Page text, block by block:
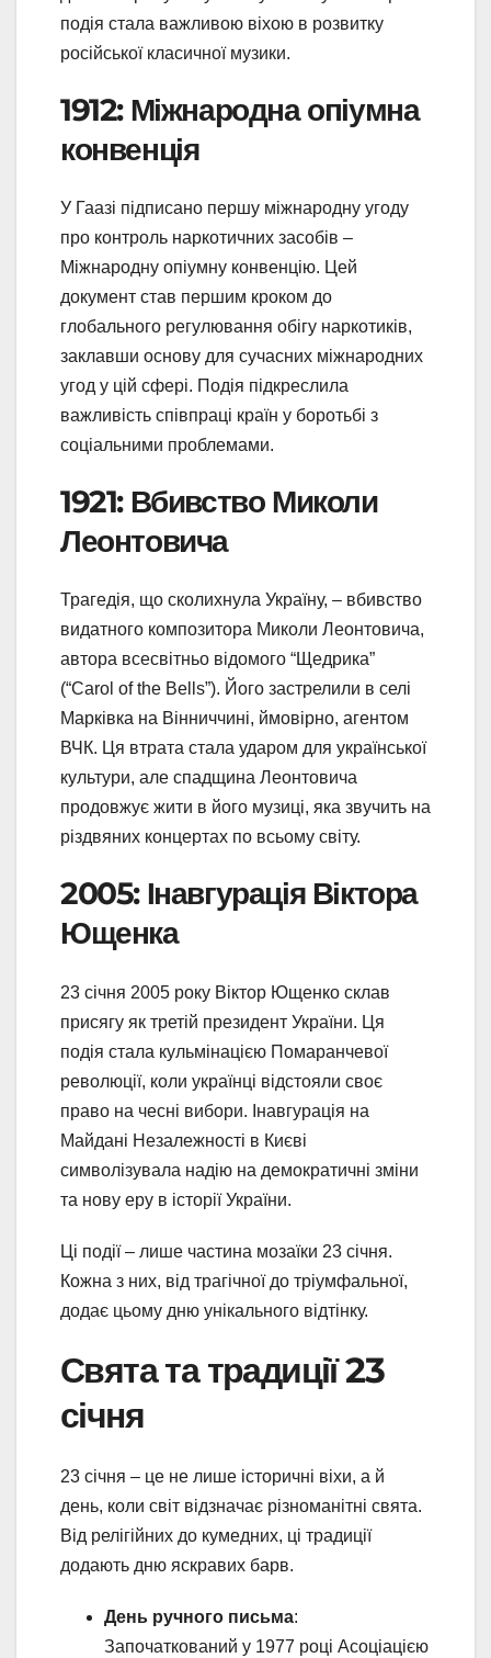
подія стала важливою віхою в розвитку
російської класичної музики.
1912: Міжнародна опіумна
конвенція
У Гаазі підписано першу міжнародну угоду
про контроль наркотичних засобів –
Міжнародну опіумну конвенцію. Цей
документ став першим кроком до
глобального регулювання обігу наркотиків,
заклавши основу для сучасних міжнародних
угод у цій сфері. Подія підкреслила
важливість співпраці країн у боротьбі з
соціальними проблемами.
1921: Вбивство Миколи
Леонтовича
Трагедія, що сколихнула Україну, – вбивство
видатного композитора Миколи Леонтовича,
автора всесвітньо відомого “Щедрика”
(“Carol of the Bells”). Його застрелили в селі
Марківка на Вінниччині, ймовірно, агентом
ВЧК. Ця втрата стала ударом для української
культури, але спадщина Леонтовича
продовжує жити в його музиці, яка звучить на
різдвяних концертах по всьому світу.
2005: Інавгурація Віктора
Ющенка
23 січня 2005 року Віктор Ющенко склав
присягу як третій президент України. Ця
подія стала кульмінацією Помаранчевої
революції, коли українці відстояли своє
право на чесні вибори. Інавгурація на
Майдані Незалежності в Києві
символізувала надію на демократичні зміни
та нову еру в історії України.
Ці події – лише частина мозаїки 23 січня.
Кожна з них, від трагічної до тріумфальної,
додає цьому дню унікального відтінку.
Свята та традиції 23
січня
23 січня – це не лише історичні віхи, а й
день, коли світ відзначає різноманітні свята.
Від релігійних до кумедних, ці традиції
додають дню яскравих барв.
День ручного письма:
Започаткований у 1977 році Асоціацією